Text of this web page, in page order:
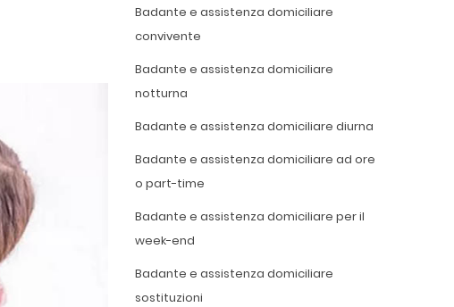
Badante e assistenza domiciliare
convivente
Badante e assistenza domiciliare
notturna
Badante e assistenza domiciliare diurna
Badante e assistenza domiciliare ad ore
o part-time
Badante e assistenza domiciliare per il
week-end
Badante e assistenza domiciliare
sostituzioni